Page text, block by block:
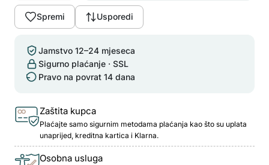
Spremi Usporedi
Jamstvo 12–24 mjeseca
Sigurno plaćanje · SSL
Pravo na povrat 14 dana
Zaštita kupca
Plaćajte samo sigurnim metodama plaćanja kao što su uplata
unaprijed, kreditna kartica i Klarna.
Osobna usluga